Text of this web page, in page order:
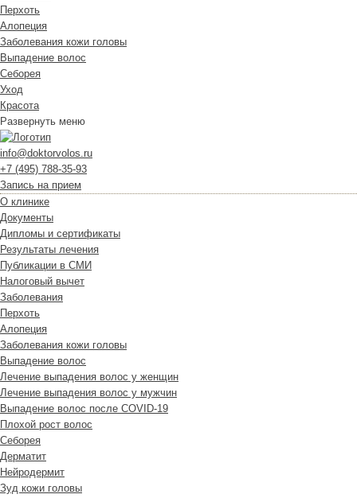
Перхоть
Алопеция
Заболевания кожи головы
Выпадение волос
Cеборея
Уход
Красота
Развернуть меню
info@doktorvolos.ru
+7 (495) 788-35-93
Запись на прием
О клинике
Документы
Дипломы и сертификаты
Результаты лечения
Публикации в СМИ
Налоговый вычет
Заболевания
Перхоть
Алопеция
Заболевания кожи головы
Выпадение волос
Лечение выпадения волос у женщин
Лечение выпадения волос у мужчин
Выпадение волос после COVID-19
Плохой рост волос
Cеборея
Дерматит
Нейродермит
Зуд кожи головы